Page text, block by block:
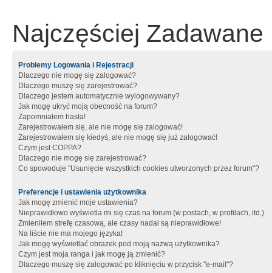
Najczęściej Zadawane
Problemy Logowania i Rejestracji
Dlaczego nie mogę się zalogować?
Dlaczego muszę się zarejestrować?
Dlaczego jestem automatycznie wylogowywany?
Jak mogę ukryć moją obecność na forum?
Zapomniałem hasła!
Zarejestrowałem się, ale nie mogę się zalogować!
Zarejestrowałem się kiedyś, ale nie mogę się już zalogować!
Czym jest COPPA?
Dlaczego nie mogę się zarejestrować?
Co spowoduje "Usunięcie wszystkich cookies utworzonych przez forum"?
Preferencje i ustawienia użytkownika
Jak mogę zmienić moje ustawienia?
Nieprawidłowo wyświetla mi się czas na forum (w postach, w profilach, itd.)
Zmieniłem strefę czasową, ale czasy nadal są nieprawidłowe!
Na liście nie ma mojego języka!
Jak mogę wyświetlać obrazek pod moją nazwą użytkownika?
Czym jest moja ranga i jak mogę ją zmienić?
Dlaczego muszę się zalogować po kliknięciu w przycisk "e-mail"?